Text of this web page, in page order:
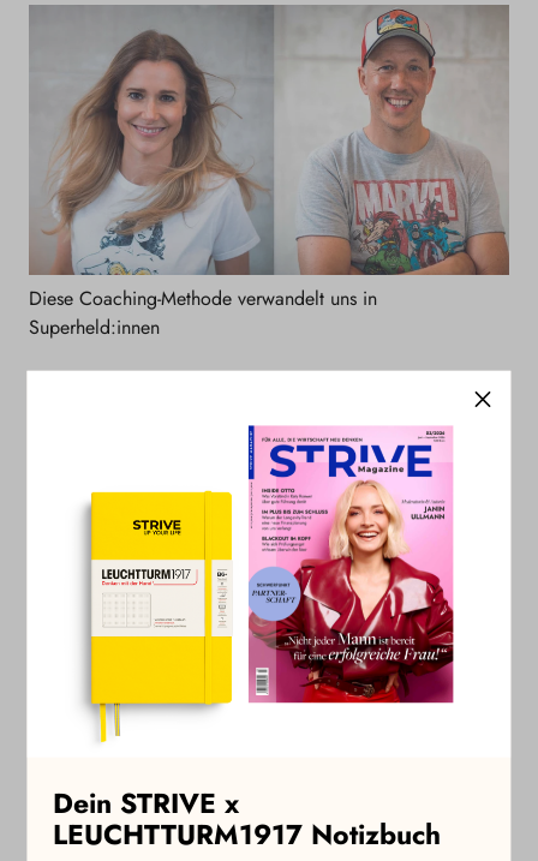
Diese Coaching-Methode verwandelt uns in
Superheld:innen
Möchtest Du weiterlesen?
Jetzt STRIVE abonnieren, um diesen und alle
weiteren STRIVE+ Artikel zu lesen. Als
Jahresabonnent:in kannst Du zudem kostenlos an
allen Masterclasses teilnehmen und erhältst
exklusive Event-Einladungen sowie regelmäßige
Angebote und Vergünstigungen.
Dein STRIVE x
LEUCHTTURM1917 Notizbuch